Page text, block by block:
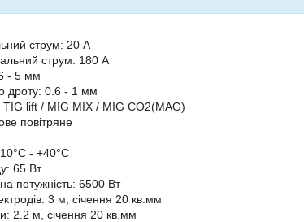
струм: 20 А
струм: 180 А
- 5 мм
дроту: 0.6 - 1 мм
lift / MIG MIX / MIG CO2(MAG)
повітряне
- +40°С
65 Вт
потужність: 6500 Вт
3 м, січення 20 кв.мм
2.2 м, січення 20 кв.мм